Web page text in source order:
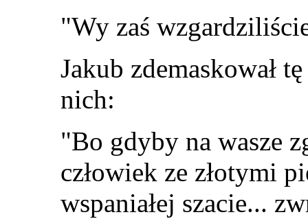
"Wy zaś
Jakub zdemaskował
nich:
"Bo gdyby na wasze
człowiek ze złotymi
wspaniałej szacie...